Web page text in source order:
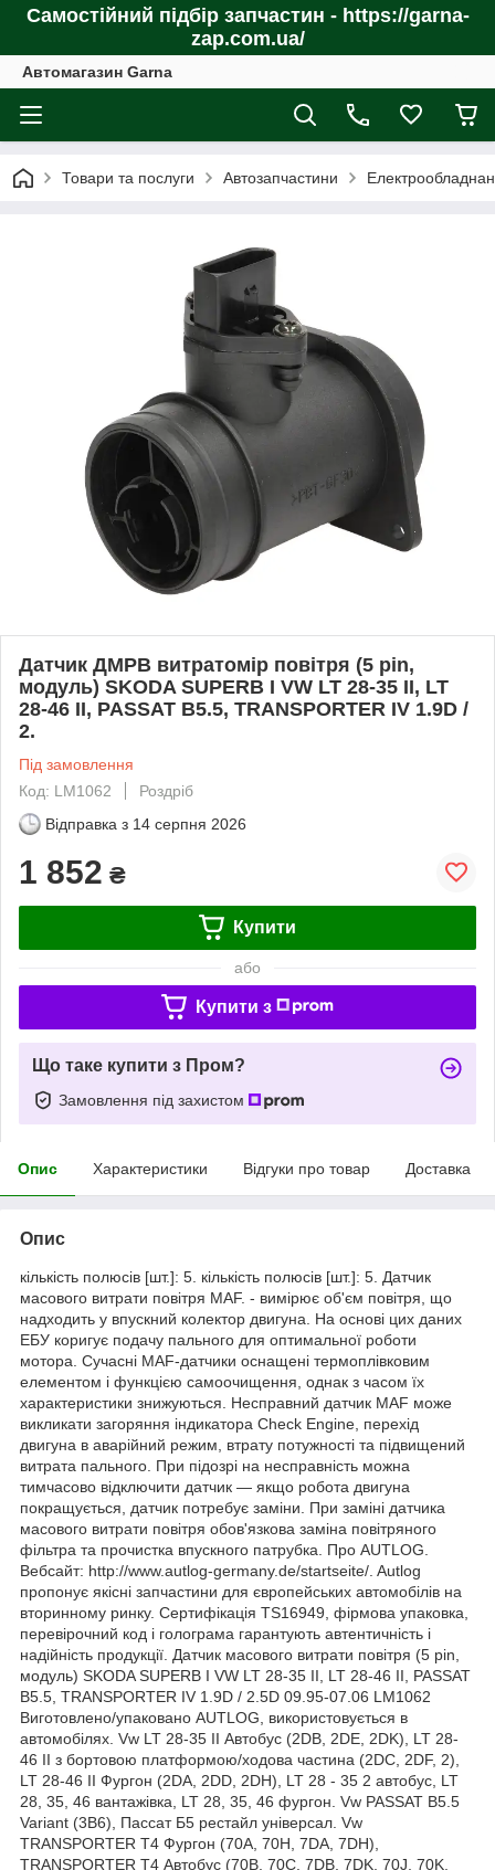
Самостійний підбір запчастин - https://garna-
zap.com.ua/
Автомагазин Garna
Товари та послуги Автозапчастини
Датчик ДМРВ витратомір повітря (5 pin,
модуль) SKODA SUPERB I VW LT 28-35 II, LT
28-46 II, PASSAT B5.5, TRANSPORTER IV 1.9D /
2.
Під замовлення
Код: LM1062
Роздріб
Відправка з 14 серпня 2026
1 852 ₴
Купити
або
Купити з
Що таке купити з Пром?
Замовлення під захистом
Опис Характеристики Відгуки про товар Доставка
Опис
кількість полюсів [шт.]: 5. кількість полюсів [шт.]: 5. Датчик
масового витрати повітря MAF. - вимірює об'єм повітря, що
надходить у впускний колектор двигуна. На основі цих даних
ЕБУ коригує подачу пального для оптимальної роботи
мотора. Сучасні MAF-датчики оснащені термоплівковим
елементом і функцією самоочищення, однак з часом їх
характеристики знижуються. Несправний датчик MAF може
викликати загоряння індикатора Check Engine, перехід
двигуна в аварійний режим, втрату потужності та підвищений
витрата пального. При підозрі на несправність можна
тимчасово відключити датчик — якщо робота двигуна
покращується, датчик потребує заміни. При заміні датчика
масового витрати повітря обов'язкова заміна повітряного
фільтра та прочистка впускного патрубка. Про AUTLOG.
Вебсайт: http://www.autlog-germany.de/startseite/. Autlog
пропонує якісні запчастини для європейських автомобілів на
вторинному ринку. Сертифікація TS16949, фірмова упаковка,
перевірочний код і голограма гарантують автентичність і
надійність продукції. Датчик масового витрати повітря (5 pin,
модуль) SKODA SUPERB I VW LT 28-35 II, LT 28-46 II, PASSAT
B5.5, TRANSPORTER IV 1.9D / 2.5D 09.95-07.06 LM1062
Виготовлено/упаковано AUTLOG, використовується в
автомобілях. Vw LT 28-35 II Автобус (2DB, 2DE, 2DK), LT 28-
46 II з бортовою платформою/ходова частина (2DC, 2DF, 2),
LT 28-46 II Фургон (2DA, 2DD, 2DH), LT 28 - 35 2 автобус, LT
28, 35, 46 вантажівка, LT 28, 35, 46 фургон. Vw PASSAT B5.5
Variant (3B6), Пассат Б5 рестайл універсал. Vw
TRANSPORTER T4 Фургон (70A, 70H, 7DA, 7DH),
TRANSPORTER T4 Автобус (70B, 70C, 7DB, 7DK, 70J, 70K,